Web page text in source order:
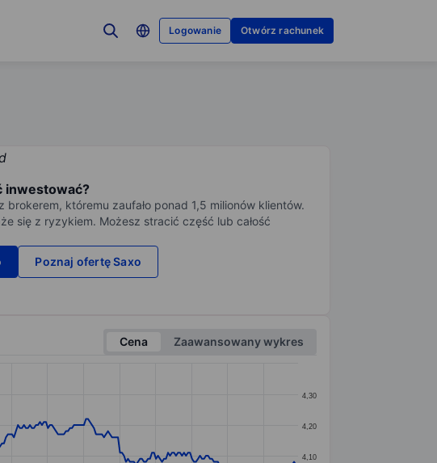
Logowanie Otwórz rachunek
inwestować?
brokerem, któremu zaufało ponad 1,5 milionów klientów.
się z ryzykiem. Możesz stracić część lub całość
Poznaj ofertę Saxo
Cena
Zaawansowany wykres
4,10
4,20
4,30